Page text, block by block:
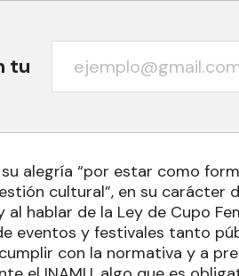
tu
alegría “por estar como
cultural”, en su carácter
al hablar de la Ley de Cupo
eventos y festivales tanto
con la normativa y a